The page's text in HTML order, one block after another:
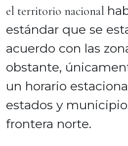
el territorio nacional
estándar que se
acuerdo con las
obstante,
un horario
estados y
frontera norte.